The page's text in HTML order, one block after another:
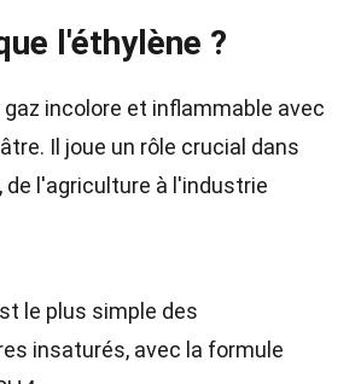
l'éthylène ?
gaz incolore et inflammable avec
Il joue un rôle crucial dans
de l'agriculture à l'industrie
le plus simple des
insaturés, avec la formule